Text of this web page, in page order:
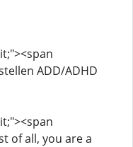
ADD/ADHD
of all, you are a